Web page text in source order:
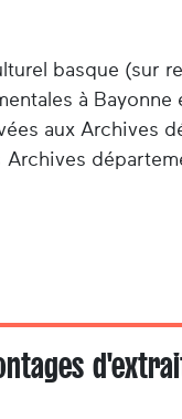
basque (sur
à Bayonne
aux Archives